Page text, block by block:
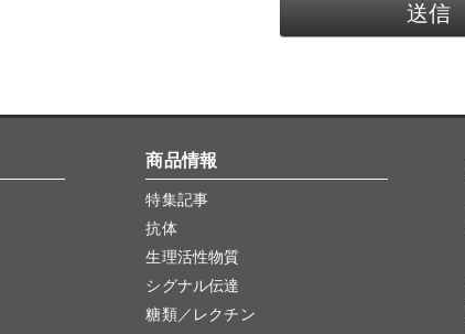
商品情報
特集記事
抗体
生理活性物質
シグナル伝達
糖類／レクチン